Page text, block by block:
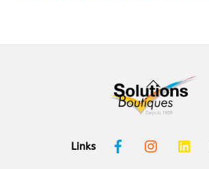
Back
To
Links
FacebookInstagram